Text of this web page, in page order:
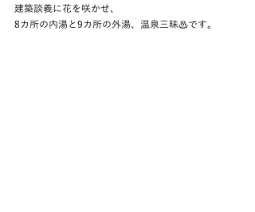
建築談義に花を咲かせ、
8カ所の内湯と9カ所の外湯、温泉三昧♨️です。